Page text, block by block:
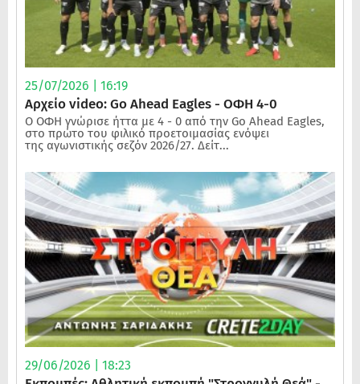
25/07/2026 | 16:19
Αρχείο video: Go Ahead Eagles - ΟΦΗ 4-0
Ο ΟΦΗ γνώρισε ήττα με 4 - 0 από την Go Ahead Eagles,
στο πρώτο του φιλικό προετοιμασίας ενόψει
της αγωνιστικής σεζόν 2026/27. Δείτ...
29/06/2026 | 18:23